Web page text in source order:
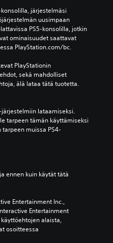
järjestelmäsi
uusimpaan
PS5-konsolilla, jotkin
ominaisuudet saattavat
PlayStation.com/bc.
PlayStationin
sekä mahdolliset
älä lataa tätä tuotetta.
järjestelmiin lataamiseksi.
tarpeen tämän käyttämiseksi
muissa PS4-
Entertainment Inc.,
Entertainment
alaista,
osoitteessa